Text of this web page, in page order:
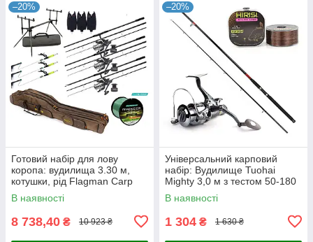
–20%
Готовий набір для лову
коропа: вудилища 3.30 м,
котушки, рід Flagman Carp
Pro
В наявності
8 738,40 ₴ 10 923 ₴
–20%
Універсальний карповий
набір: Вудилище Tuohai
Mighty 3,0 м з тестом 50-180
грам + котушка Hiboy + ліска
В наявності
1 304 ₴ 1 630 ₴